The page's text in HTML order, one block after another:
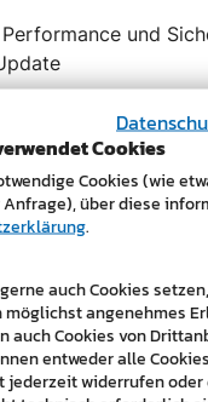
und
professionelles
an Taxi Loibl's
"Mit der
geleistet. Die Seite
ausgerichtet und
der Website von
Cookies
Cookies (wie
über diese
.
auch Cookies
möglichst angenehmes
auch Cookies von
entweder alle
jederzeit widerrufen oder